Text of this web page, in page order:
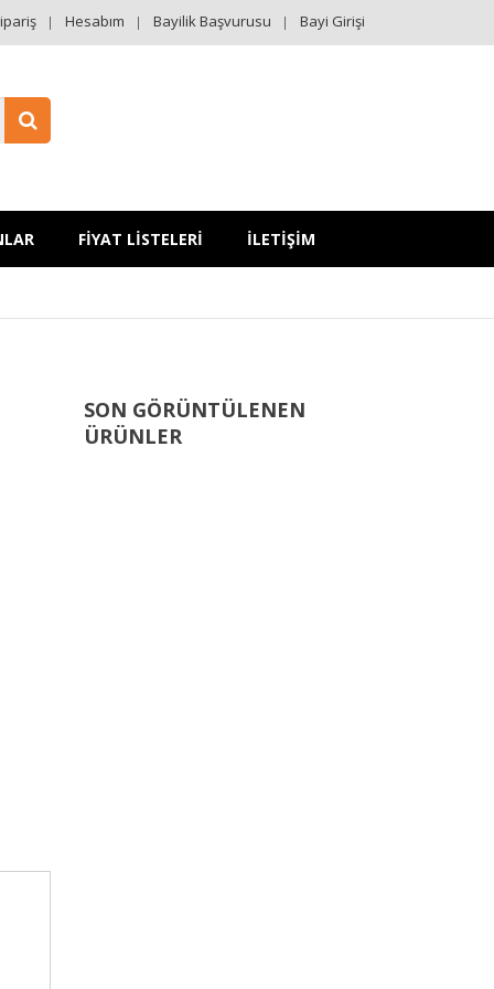
Hesabım Bayilik Başvurusu Bayi Girişi
FİYAT LİSTELERİ İLETİŞİM
SON GÖRÜNTÜLENEN
ÜRÜNLER